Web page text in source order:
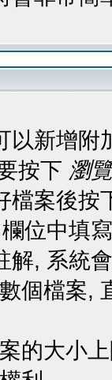
以新增
按下 瀏
檔案後
位中填
解, 系統
個檔案,
的大小